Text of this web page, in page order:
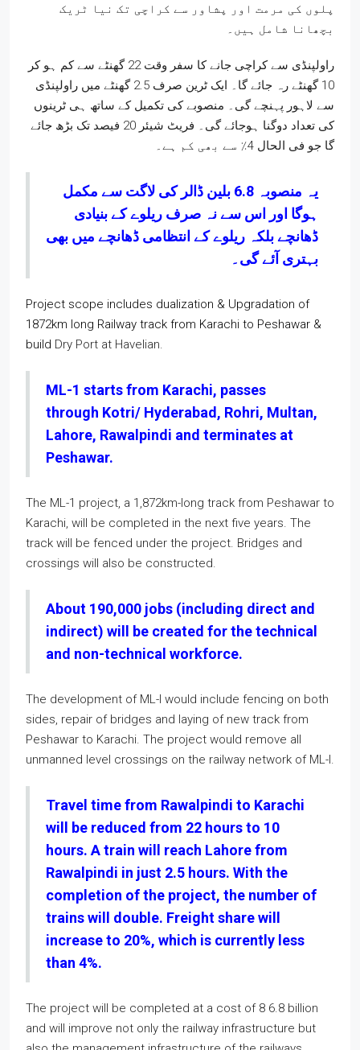
پلوں کی مرمت اور پشاور سے کراچی تک نیا ٹریک
بچھانا شامل ہیں۔
راولپنڈی سے کراچی جانے کا سفر وقت 22 گھنٹے سے کم ہو کر
10 گھنٹے رہ جائے گا۔ ایک ٹرین صرف 2.5 گھنٹے میں راولپنڈی
سے لاہور پہنچے گی۔ منصوبے کی تکمیل کے ساتھ ہی ٹرینوں
کی تعداد دوگنا ہوجائے گی۔ فریٹ شیئر 20 فیصد تک بڑھ جائے
گا جو فی الحال 4٪ سے بھی کم ہے۔
یہ منصوبہ 6.8 بلین ڈالر کی لاگت سے مکمل
ہوگا اور اس سے نہ صرف ریلوے کے بنیادی
ڈھانچے بلکہ ریلوے کے انتظامی ڈھانچے میں بھی
بہتری آئے گی۔
Project scope includes dualization & Upgradation of
1872km long Railway track from Karachi to Peshawar &
build Dry Port at Havelian.
ML-1 starts from Karachi, passes
through Kotri/ Hyderabad, Rohri, Multan,
Lahore, Rawalpindi and terminates at
Peshawar.
The ML-1 project, a 1,872km-long track from Peshawar to
Karachi, will be completed in the next five years. The
track will be fenced under the project. Bridges and
crossings will also be constructed.
About 190,000 jobs (including direct and
indirect) will be created for the technical
and non-technical workforce.
The development of ML-I would include fencing on both
sides, repair of bridges and laying of new track from
Peshawar to Karachi. The project would remove all
unmanned level crossings on the railway network of ML-I.
Travel time from Rawalpindi to Karachi
will be reduced from 22 hours to 10
hours. A train will reach Lahore from
Rawalpindi in just 2.5 hours. With the
completion of the project, the number of
trains will double. Freight share will
increase to 20%, which is currently less
than 4%.
The project will be completed at a cost of 8 6.8 billion
and will improve not only the railway infrastructure but